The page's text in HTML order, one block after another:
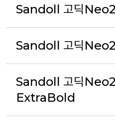
Sandoll 고딕
Sandoll 고딕
Sandoll 고딕
ExtraBold